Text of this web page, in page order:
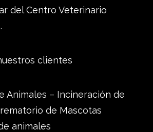
del Centro Veterinario
clientes
Animales – Incineración de
de Mascotas
animales